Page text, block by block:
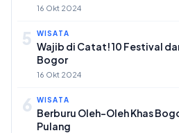
16 Okt 2024
5 WISATA
Wajib di Catat! 10 Festival
Bogor
16 Okt 2024
6 WISATA
Berburu Oleh-Oleh Khas
Pulang